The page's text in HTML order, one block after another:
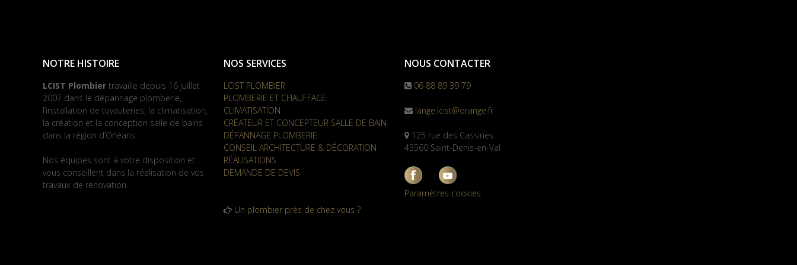
NOTRE HISTOIRE
LCIST Plombier travaille depuis 16 juillet
2007 dans le dépannage plomberie,
l’installation de tuyauteries, la climatisation,
la création et la conception salle de bains
dans la région d’Orléans.
Nos équipes sont à votre disposition et
vous conseillent dans la réalisation de vos
travaux de rénovation.
NOS SERVICES
LCIST PLOMBIER
PLOMBERIE ET CHAUFFAGE
CLIMATISATION
CRÉATEUR ET CONCEPTEUR SALLE DE BAIN
DÉPANNAGE PLOMBERIE
CONSEIL ARCHITECTURE & DÉCORATION
RÉALISATIONS
DEMANDE DE DEVIS
Un plombier près de chez vous ?
NOUS CONTACTER
06 88 89 39 79
lange.lcist@orange.fr
125 rue des Cassines
45560 Saint-Denis-en-Val
Paramètres cookies